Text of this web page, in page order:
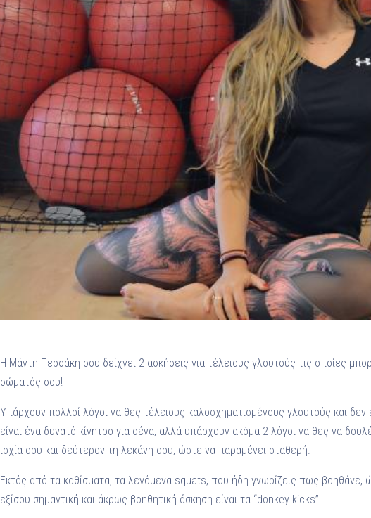
ΝΜ
Ένα μεγάλο και όμορφο γυμναστήριο κοντά στη
Κ
ΚΟΡΥΔΑΛΛOΣ
Το pilates έχει τον δικό του καταπληκτικό χώρο στον
Κορυδαλλό
ΠΕΥ
ΠΕΥΚΗ
Η εξέλιξη της ευεξίας στην Πεύκη
ΠΣ
ΠΕΡΙΣΤΈΡΙ NEOΣ ΧΩΡΟΣ
Προορισμός Pilates στην Καρδιά της Πόλης
Η Μάντη Περσάκη σου δείχνει 2 ασκήσεις για τέλειους γλουτούς τις οποίες
σώματός σου!
Υπάρχουν πολλοί λόγοι να θες τέλειους καλοσχηματισμένους γλουτούς και
είναι ένα δυνατό κίνητρο για σένα, αλλά υπάρχουν ακόμα 2 λόγοι να θες να
ισχία σου και δεύτερον τη λεκάνη σου, ώστε να παραμένει σταθερή.
Εκτός από τα καθίσματα, τα λεγόμενα squats, που ήδη γνωρίζεις πως βοηθάνε,
εξίσου σημαντική και άκρως βοηθητική άσκηση είναι τα “donkey kicks”.